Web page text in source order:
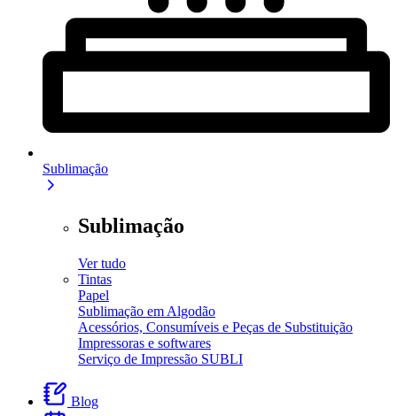
Sublimação
Sublimação
Ver tudo
Tintas
Papel
Sublimação em Algodão
Acessórios, Consumíveis e Peças de Substituição
Impressoras e softwares
Serviço de Impressão SUBLI
Blog